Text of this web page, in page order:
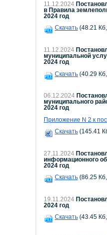
11.12.2024
в Правила
2024 год
Скачать (48.21
11.12.2024
муниципальной
2024 год
Скачать (40.29
06.12.2024
муниципального
2024 год
Приложение N 2 к
Скачать (145.41
27.11.2024
информационного
2024 год
Скачать (86.25
19.11.2024
2024 год
Скачать (43.45